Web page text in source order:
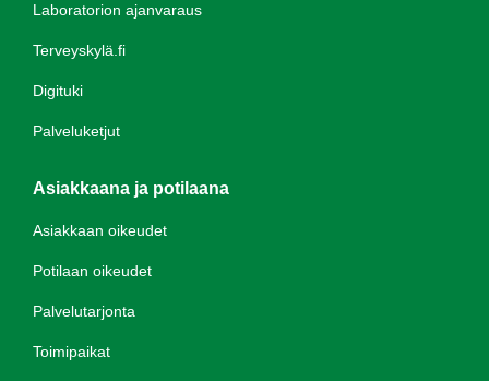
Laboratorion ajanvaraus
Terveyskylä.fi
Digituki
Palveluketjut
Asiakkaana ja potilaana
Asiakkaan oikeudet
Potilaan oikeudet
Palvelutarjonta
Toimipaikat